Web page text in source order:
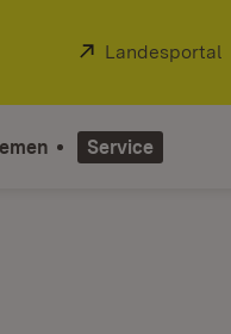
Extern:
Landesportal
Service